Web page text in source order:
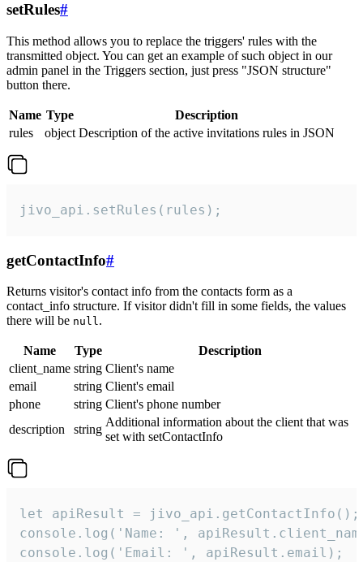
setRules#
This method allows you to replace the triggers' rules with the
transmitted object. You can get an example of such object in our
admin panel in the Triggers section, just press "JSON structure"
button there.
Name Type
Description
rules
object Description of the active invitations rules in JSON
jivo_api.setRules(rules);
getContactInfo#
Returns visitor's contact info from the contacts form as a
contact_info structure. If visitor didn't fill in some fields, the values
there will be null.
Name Type
Description
client_name string Client's name
email
string Client's email
phone
string Client's phone number
description
string
Additional information about the client that was
set with setContactInfo
let apiResult = jivo_api.getContactInfo();
console.log('Name: ',
console.log('Email: ', apiResult.email);